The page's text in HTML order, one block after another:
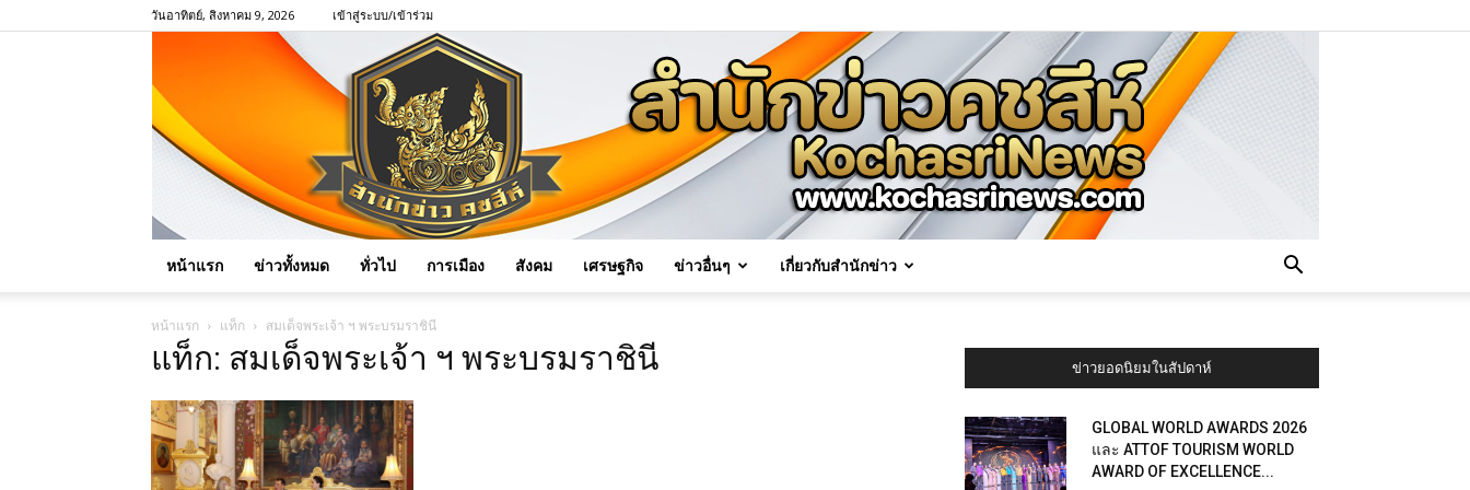
วันอาทิตย์, สิงหาคม 9, 2026 เข้าสู่ระบบ/เข้าร่วม
หน้าแรก ข่าวทั้งหมด ทั่วไป การเมือง สังคม เศรษฐกิจ ข่าวอื่นๆ เกี่ยวกับสำนักข่าว
หน้าแรก แท็ก สมเด็จพระเจ้า ฯ พระบรมราชินี
แท็ก: สมเด็จพระเจ้า ฯ พระบรมราชินี ข่าวยอดนิยมในสัปดาห์
GLOBAL WORLD AWARDS 2026
และ ATTOF TOURISM WORLD
AWARD OF EXCELLENCE...